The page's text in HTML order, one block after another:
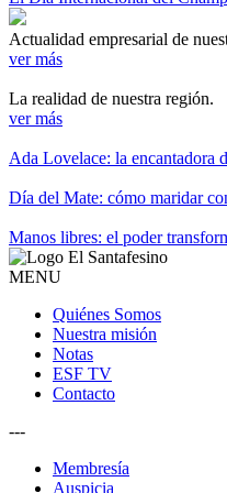
Actualidad empresarial de
ver más
La realidad de nuestra región.
ver más
Ada Lovelace: la encantadora
Día del Mate: cómo maridar
Manos libres: el poder
MENU
Quiénes Somos
Nuestra misión
Notas
ESF TV
Contacto
---
Membresía
Auspicia